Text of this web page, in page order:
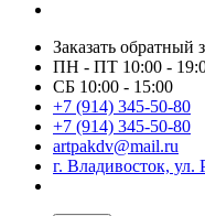
Заказать обратный
ПН - ПТ 10:00 -
СБ 10:00 - 15:00
+7 (914) 345-50-80
+7 (914) 345-50-80
artpakdv@mail.ru
г. Владивосток, ул.